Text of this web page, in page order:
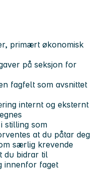
primært økonomisk
på seksjon for
fagfelt som avsnittet
internt og eksternt
stilling som
at du påtar deg
særlig krevende
du bidrar til
innenfor faget